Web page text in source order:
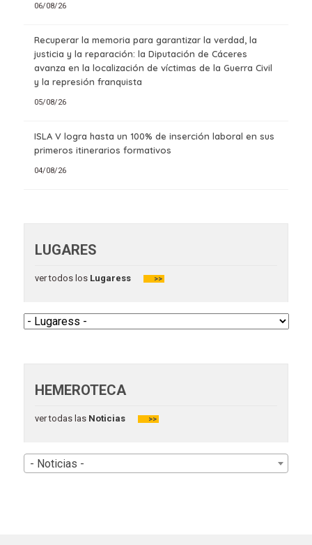
06/08/26
Recuperar la memoria para garantizar la verdad, la
justicia y la reparación: la Diputación de Cáceres
avanza en la localización de víctimas de la Guerra Civil
y la represión franquista
05/08/26
ISLA V logra hasta un 100% de inserción laboral en sus
primeros itinerarios formativos
04/08/26
LUGARES
ver todos losLugaress >>
HEMEROTECA
ver todas lasNoticias >>
- Noticias -